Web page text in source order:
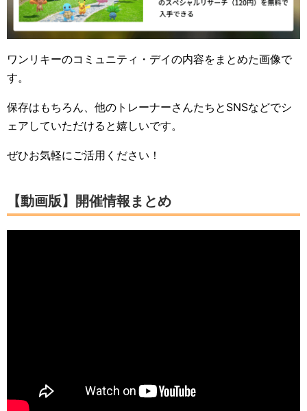
ワンリキーのコミュニティ・デイの内容をまとめた画像で
す。
保存はもちろん、他のトレーナーさんたちとSNSなどでシ
ェアしていただけると嬉しいです。
ぜひお気軽にご活用ください！
【動画版】開催情報まとめ